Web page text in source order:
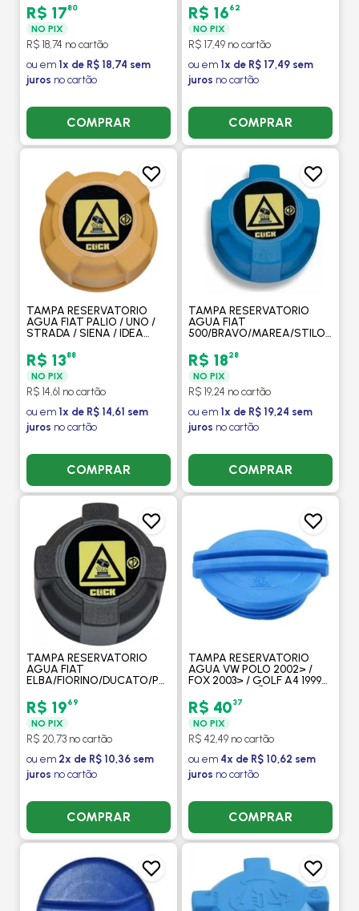
FIESTA STREET 1996>2004
- CLICK
R$ 1780
NO PIX
R$ 18,74 no cartão
ou em 1x de R$ 18,74 sem
juros no cartão
COMPRAR
OMEGA / VECTRA / ASTRA
/ S-10 / BLAZER - CLICK
R$ 1662
NO PIX
R$ 17,49 no cartão
ou em 1x de R$ 17,49 sem
juros no cartão
COMPRAR
TAMPA RESERVATORIO
AGUA FIAT PALIO / UNO /
STRADA / SIENA / IDEA
PUNTO / ALFA / BRAVA /
FIORINO - CLICK
R$ 1388
NO PIX
R$ 14,61 no cartão
ou em 1x de R$ 14,61 sem
juros no cartão
COMPRAR
TAMPA RESERVATORIO
AGUA FIAT
500/BRAVO/MAREA/STILO/
R$ 1828
NO PIX
R$ 19,24 no cartão
ou em 1x de R$ 19,24 sem
juros no cartão
COMPRAR
TAMPA RESERVATORIO
AGUA FIAT
ELBA/FIORINO/DUCATO/PREMIO/TEMPRA/UNO/UNO
/ PEUGEOT BOXER/JUMP -
CLICK
R$ 1969
NO PIX
R$ 20,73 no cartão
ou em 2x de R$ 10,36 sem
juros no cartão
COMPRAR
TAMPA RESERVATORIO
AGUA VW POLO 2002> /
FOX 2003> / GOLF A4 1999>
CONSTELLATION - CLICK
R$ 4037
NO PIX
R$ 42,49 no cartão
ou em 4x de R$ 10,62 sem
juros no cartão
COMPRAR